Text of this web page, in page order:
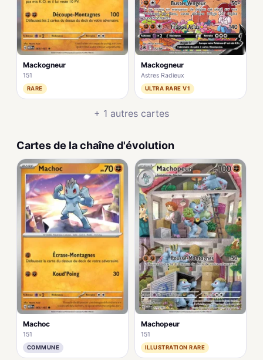
Mackogneur
151
RARE
Mackogneur
Astres Radieux
ULTRA RARE V1
+ 1 autres cartes
Cartes de la chaîne d'évolution
Machoc
151
COMMUNE
Machopeur
151
ILLUSTRATION RARE